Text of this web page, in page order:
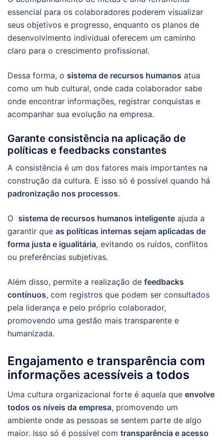
essencial para os colaboradores poderem visualizar
seus objetivos e progresso, enquanto os planos de
desenvolvimento individual oferecem um caminho
claro para o crescimento profissional.
Dessa forma, o sistema de recursos humanos atua
como um hub cultural, onde cada colaborador sabe
onde encontrar informações, registrar conquistas e
acompanhar sua evolução na empresa.
Garante consistência na aplicação de
políticas e feedbacks constantes
A consistência é um dos fatores mais importantes na
construção da cultura. E isso só é possível quando há
padronização nos processos.
O sistema de recursos humanos inteligente ajuda a
garantir que as políticas internas sejam aplicadas de
forma justa e igualitária, evitando os ruídos, conflitos
ou preferências subjetivas.
Além disso, permite a realização de feedbacks
contínuos, com registros que podem ser consultados
pela liderança e pelo próprio colaborador,
promovendo uma gestão mais transparente e
humanizada.
Engajamento e transparência com
informações acessíveis a todos
Uma cultura organizacional forte é aquela que envolve
todos os níveis da empresa, promovendo um
ambiente onde as pessoas se sentem parte de algo
maior. Isso só é possível com transparência e acesso